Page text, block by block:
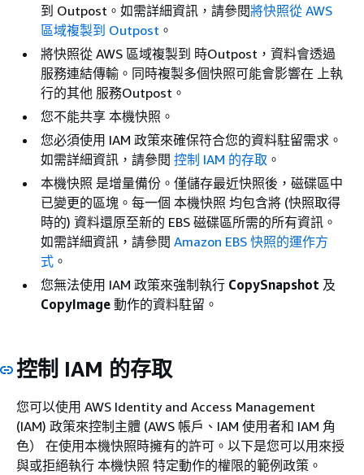
到 Outpost。如需詳細資訊，請參閱將快照從 AWS
區域複製到 Outpost 。
將快照從 AWS 區域複製到 時Outpost，資料會透過
服務連結傳輸。同時複製多個快照可能會影響在 上執
行的其他 服務Outpost。
您不能共享 本機快照。
您必須使用 IAM 政策來確保符合您的資料駐留需求。
如需詳細資訊，請參閱 控制 IAM 的存取 。
本機快照 是增量備份。僅儲存最近快照後，磁碟區中
已變更的區塊。每一個 本機快照 均包含將 (快照取得
時的) 資料還原至新的 EBS 磁碟區所需的所有資訊。
如需詳細資訊，請參閱 Amazon EBS 快照的運作方
式 。
您無法使用 IAM 政策來強制執行 CopySnapshot 及
CopyImage 動作的資料駐留。
控制 IAM 的存取
您可以使用 AWS Identity and Access Management
(IAM) 政策來控制主體 (AWS 帳戶、IAM 使用者和 IAM 角
色） 在使用本機快照時擁有的許可。以下是您可以用來授
與或拒絕執行 本機快照 特定動作的權限的範例政策。